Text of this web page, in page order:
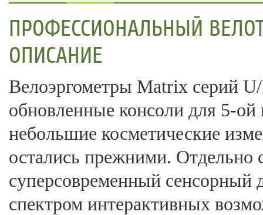
ПРОФЕССИОНАЛЬНЫЙ
ОПИСАНИЕ
Велоэргометры Matrix серий
обновленные консоли для 5-
небольшие косметические
остались прежними. Отдельно
суперсовременный
спектром интерактивных